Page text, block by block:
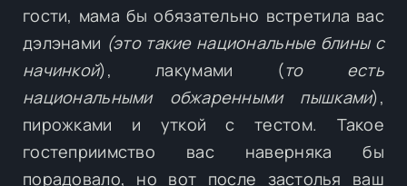
гости, мама бы обязательно встретила вас
дэлэнами (это такие национальные блины с
начинкой), лакумами (то есть
национальными обжаренными пышками),
пирожками и уткой с тестом. Такое
гостеприимство вас наверняка бы
порадовало, но вот после застолья ваш